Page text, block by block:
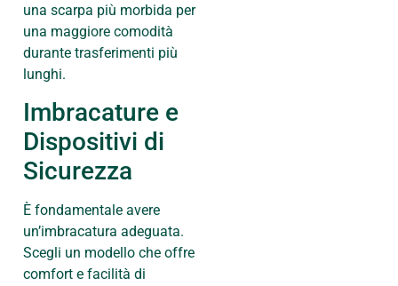
una scarpa più morbida per
una maggiore comodità
durante trasferimenti più
lunghi.
Imbracature e
Dispositivi di
Sicurezza
È fondamentale avere
un’imbracatura adeguata.
Scegli un modello che offre
comfort e facilità di